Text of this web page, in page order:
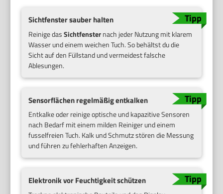
Sichtfenster sauber halten
Reinige dasSichtfensternach jeder Nutzung mit klarem
Wasser und einem weichen Tuch. So behältst du die
Sicht auf den Füllstand und vermeidest falsche
Ablesungen.
Sensorflächen regelmäßig entkalken
Entkalke oder reinige optische und kapazitive Sensoren
nach Bedarf mit einem milden Reiniger und einem
fusselfreien Tuch. Kalk und Schmutz stören die Messung
und führen zu fehlerhaften Anzeigen.
Elektronik vor Feuchtigkeit schützen